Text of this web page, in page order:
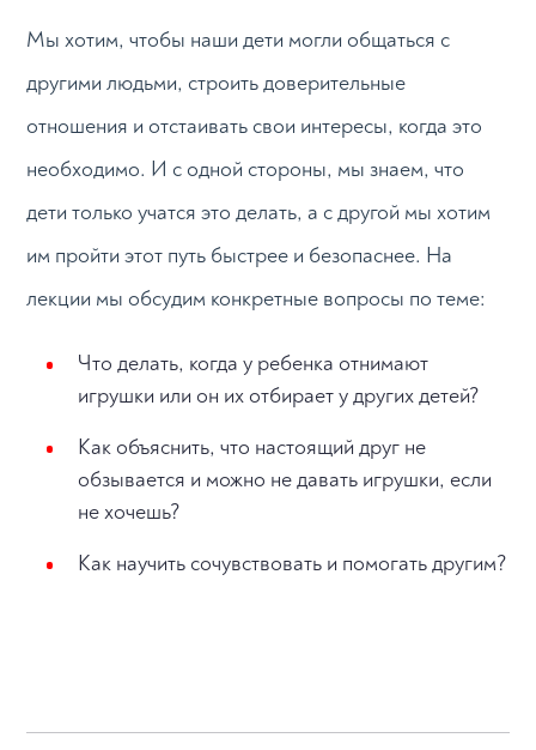
Мы хотим, чтобы наши дети могли общаться с
другими людьми, строить доверительные
отношения и отстаивать свои интересы, когда это
необходимо. И с одной стороны, мы знаем, что
дети только учатся это делать, а с другой мы хотим
им пройти этот путь быстрее и безопаснее. На
лекции мы обсудим конкретные вопросы по теме:
Что делать, когда у ребенка отнимают
игрушки или он их отбирает у других детей?
Как объяснить, что настоящий друг не
обзывается и можно не давать игрушки, если
не хочешь?
Как научить сочувствовать и помогать другим?